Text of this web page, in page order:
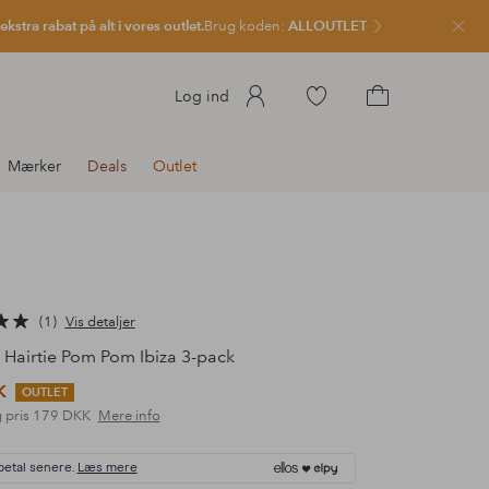
rabat på alt i vores outlet.Brug koden: ALLOUTLET Luk
Log ind
Gå
Mærker Deals Outlet
1
Vis detaljer
Hairtie Pom Pom Ibiza 3-pack
OUTLET
pris 179 DKK Mere info
senere. Læs mere